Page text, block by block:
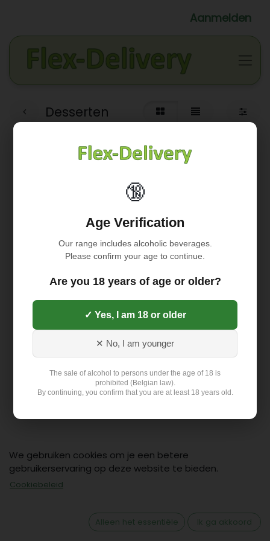
Aanmelden
Desserten
Geen product gedefinieerd in de categorie "
BIO ATELIER / Dranken".
Contact
hello@flex-delivery.be
We gebruiken cookies om je een betere
gebruikerservaring op deze website te bieden.
Cookiebeleid
Alleen het essentiële Ik ga akkoord
🔞
Age Verification
Our range includes alcoholic beverages.
Please confirm your age to continue.
Are you 18 years of age or older?
✓ Yes, I am 18 or older
✕ No, I am younger
The sale of alcohol to persons under the age of 18 is
prohibited (Belgian law).
By continuing, you confirm that you are at least 18 years old.